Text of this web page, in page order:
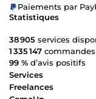
Paiements par
Statistiques
38 905 services
1 335 147
99 % d’avis positifs
Services
Freelances